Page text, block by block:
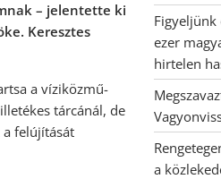
– jelentette ki
Keresztes
a víziközmű-
tárcánál, de
felújítását
ezer
hirtelen
a